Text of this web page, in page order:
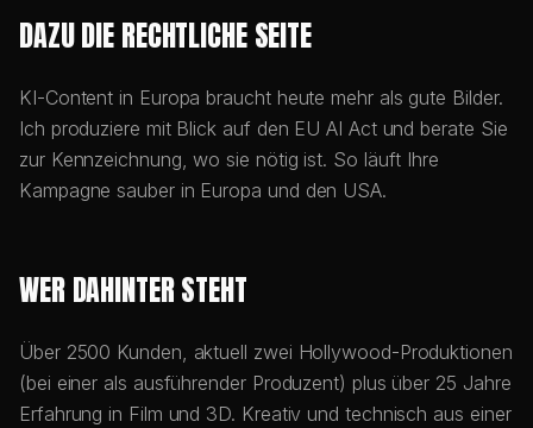
DAZU DIE RECHTLICHE SEITE
KI-Content in Europa braucht heute mehr als gute Bilder.
Ich produziere mit Blick auf den EU AI Act und berate Sie
zur Kennzeichnung, wo sie nötig ist. So läuft Ihre
Kampagne sauber in Europa und den USA.
WER DAHINTER STEHT
Über 2500 Kunden, aktuell zwei Hollywood-Produktionen
(bei einer als ausführender Produzent) plus über 25 Jahre
Erfahrung in Film und 3D. Kreativ und technisch aus einer